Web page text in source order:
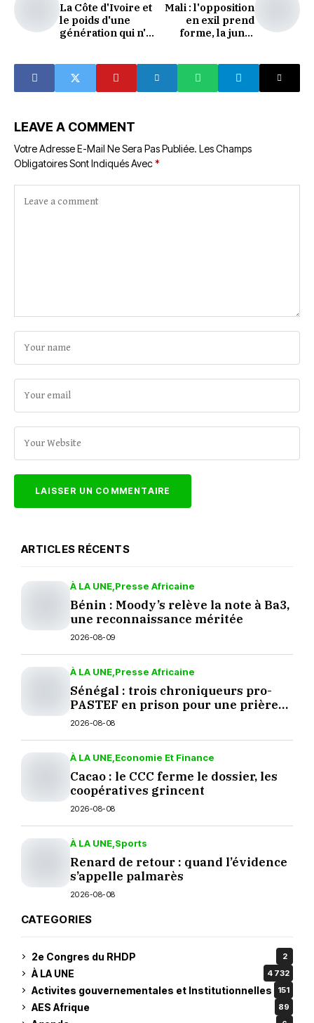
La Côte d'Ivoire et
le poids d'une
génération qui n'a
Mali : l'opposition
en exil prend
forme, la junte
LEAVE A COMMENT
Votre Adresse E-Mail Ne Sera Pas Publiée. Les Champs
Obligatoires Sont Indiqués Avec*
ARTICLES RÉCENTS
À LA UNE Presse Africaine
Bénin : Moody’s relève la note à Ba3,
une reconnaissance méritée
2026-08-09
À LA UNE Presse Africaine
Sénégal : trois chroniqueurs pro-
PASTEF en prison pour une prière
sur TikTok
2026-08-08
À LA UNE Economie Et Finance
Cacao : le CCC ferme le dossier, les
coopératives grincent
2026-08-08
À LA UNE Sports
Renard de retour : quand l’évidence
s’appelle palmarès
2026-08-08
CATEGORIES
2e Congres du RHDP 2
À LA UNE 4 732
Activites gouvernementales et Institutionnelles 151
AES Afrique 89